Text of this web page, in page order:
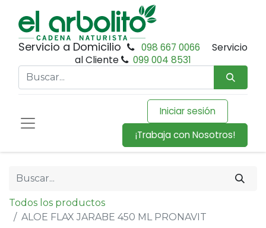
Servicio a Domicilio 098 667 0066
Servicio
al Cliente
099 004 8531
Iniciar sesión
¡Trabaja con Nosotros!
Todos los productos
ALOE FLAX JARABE 450 ML PRONAVIT